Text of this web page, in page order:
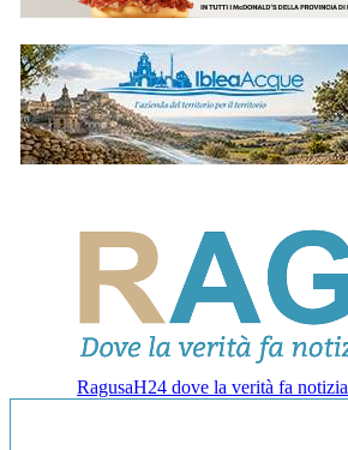
RagusaH24 dove la verità fa notizia